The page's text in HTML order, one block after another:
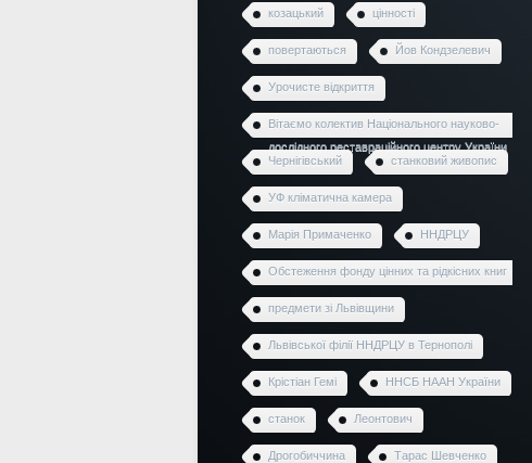
козацький цінності
повертаються Йов Кондзелевич
Урочисте відкриття
Вітаємо колектив Національного науково-
дослідного реставраційного центру України
Чернігівський
станковий живопис
УФ кліматична камера
Марія Примаченко ННДРЦУ
Обстеження фонду цінних та рідкісних книг
предмети зі Львівщини
Львівської філії ННДРЦУ в Тернополі
Крістіан Гемі ННСБ НААН України
станок Леонтович
Дрогобиччина Тарас Шевченко